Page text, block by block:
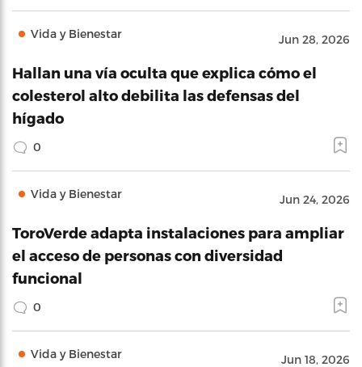
Vida y Bienestar Jun 28, 2026
Hallan una vía oculta que explica cómo el
colesterol alto debilita las defensas del
hígado
0
Vida y Bienestar Jun 24, 2026
ToroVerde adapta instalaciones para ampliar
el acceso de personas con diversidad
funcional
0
Vida y Bienestar Jun 18, 2026